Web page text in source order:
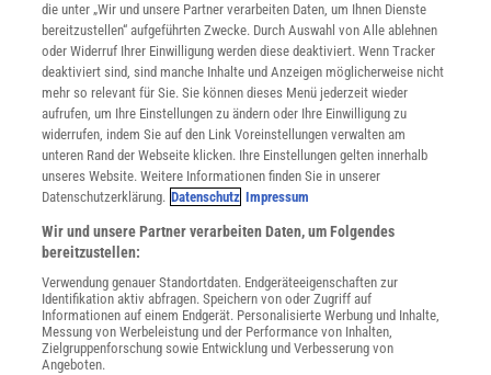
Für Sie im Spektrum-Shop und am Kiosk:
WEITERE NEUERSCHEINUNGEN SPEKTRUM SHOP
Spektrum.de-Newsletter abonnieren
JETZT ANMELDEN!
die unter „Wir und unsere Partner verarbeiten Daten, um Ihnen Dienste
bereitzustellen“ aufgeführten Zwecke. Durch Auswahl von Alle ablehnen
oder Widerruf Ihrer Einwilligung werden diese deaktiviert. Wenn Tracker
deaktiviert sind, sind manche Inhalte und Anzeigen möglicherweise nicht
mehr so relevant für Sie. Sie können dieses Menü jederzeit wieder
aufrufen, um Ihre Einstellungen zu ändern oder Ihre Einwilligung zu
widerrufen, indem Sie auf den Link Voreinstellungen verwalten am
unteren Rand der Webseite klicken. Ihre Einstellungen gelten innerhalb
unseres Website. Weitere Informationen finden Sie in unserer
Datenschutzerklärung. Datenschutz Impressum
Wir und unsere Partner verarbeiten Daten, um Folgendes
bereitzustellen:
Verwendung genauer Standortdaten. Endgeräteeigenschaften zur
Identifikation aktiv abfragen. Speichern von oder Zugriff auf
Informationen auf einem Endgerät. Personalisierte Werbung und Inhalte,
Messung von Werbeleistung und der Performance von Inhalten,
Zielgruppenforschung sowie Entwicklung und Verbesserung von
Angeboten.